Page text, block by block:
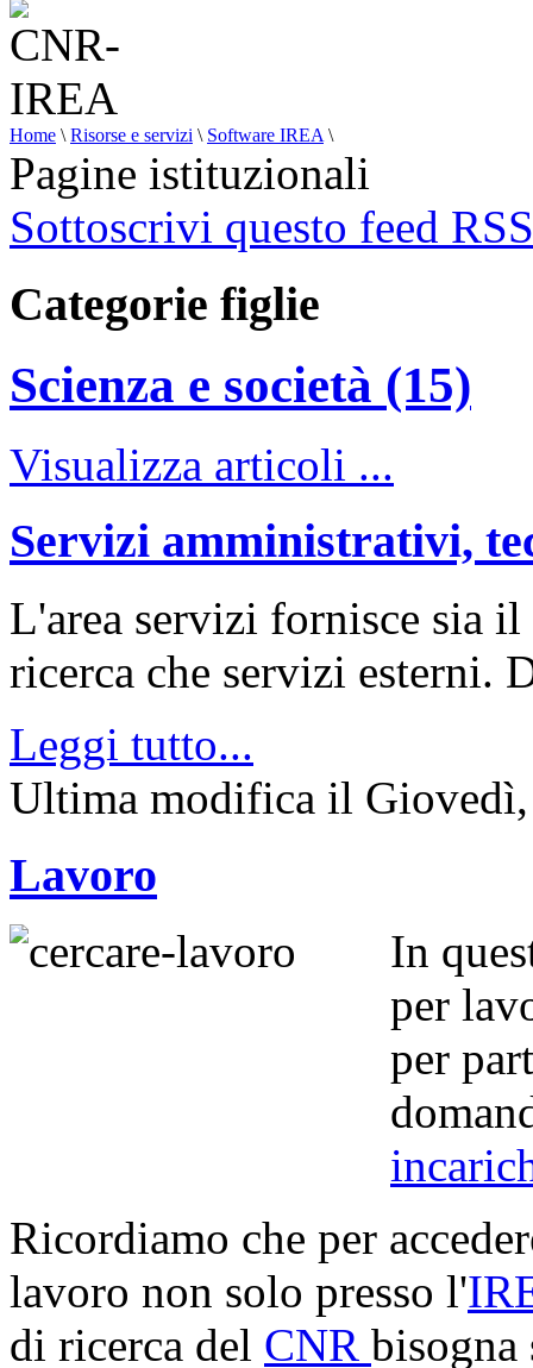
Home \ Risorse e servizi \ Software IREA \
Pagine istituzionali
Sottoscrivi questo feed RSS
Categorie figlie
Scienza e società (15)
Visualizza articoli ...
Servizi amministrativi,
L'area servizi fornisce sia
ricerca che servizi esterni.
Leggi tutto...
Ultima modifica il
Lavoro
In
per
per
Ricordiamo che per
lavoro non solo presso l'
di ricerca del CNR